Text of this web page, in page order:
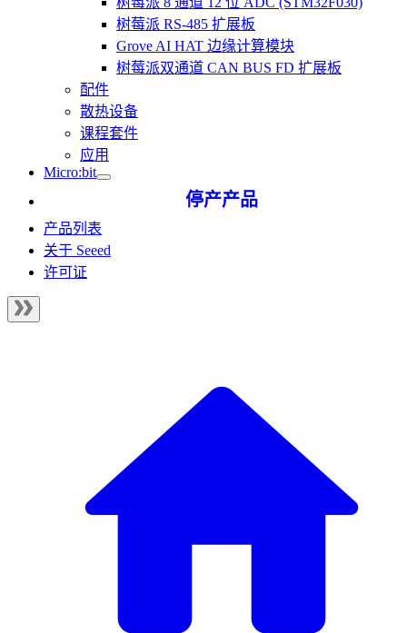
树莓派 RS-485 扩展板
Grove AI HAT 边缘计算模块
树莓派双通道 CAN BUS FD 扩展板
配件
散热设备
课程套件
应用
Micro:bit
停产产品
产品列表
关于 Seeed
许可证